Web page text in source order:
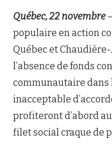
NOUS JOINDRE
Québec, 22 novembre
populaire en action
Québec et
l’absence de fonds
communautaire dans
inacceptable
profiteront d’abord
filet social craque de